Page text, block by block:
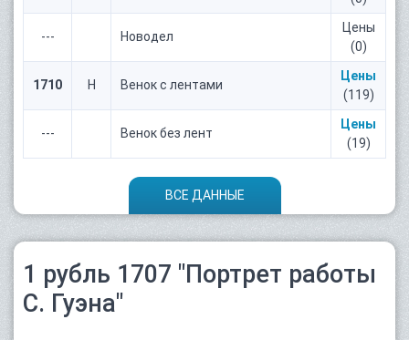
--- Новодел
Цены
(0)
1710 Н Венок с лентами
Цены
(119)
--- Венок без лент
Цены
(19)
ВСЕ ДАННЫЕ
1 рубль 1707 "Портрет работы
С. Гуэна"